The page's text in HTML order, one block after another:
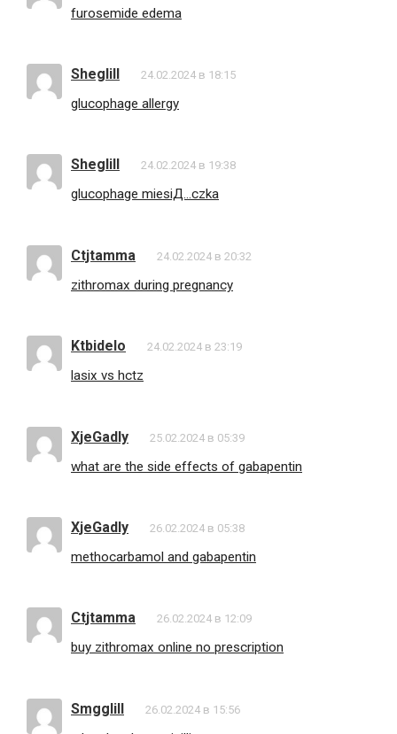
furosemide edema
Sheglill 24.02.2024 в 18:15
glucophage allergy
Sheglill 24.02.2024 в 19:38
glucophage miesiД…czka
Ctjtamma 24.02.2024 в 20:32
zithromax during pregnancy
Ktbidelo 24.02.2024 в 23:19
lasix vs hctz
XjeGadly 25.02.2024 в 05:39
what are the side effects of gabapentin
XjeGadly 26.02.2024 в 05:38
methocarbamol and gabapentin
Ctjtamma 26.02.2024 в 12:09
buy zithromax online no prescription
Smgglill 26.02.2024 в 15:56